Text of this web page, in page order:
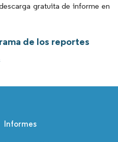
gratuita de informe en
de los reportes
Informes